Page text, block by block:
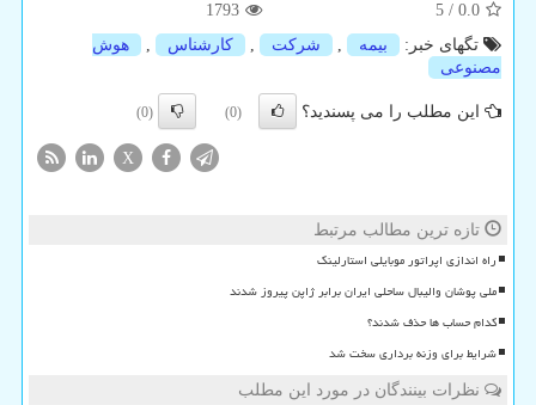
0.0
/
5
1793
تگهای خبر:
بیمه , شركت , كارشناس ,
هوش
مصنوعی
این مطلب را می پسندید؟ (0)
(0)
X
تازه ترین مطالب مرتبط
راه اندازی اپراتور موبایلی استارلینک
ملی پوشان والیبال ساحلی ایران برابر ژاپن پیروز شدند
کدام حساب ها حذف شدند؟
شرایط برای وزنه برداری سخت شد
نظرات بینندگان در مورد این مطلب